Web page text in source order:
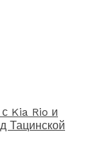
Kia Rio и
Тацинской